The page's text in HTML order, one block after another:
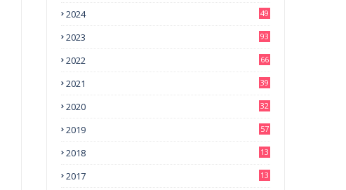
2024 49
2023 93
2022 66
2021 39
2020 32
2019 57
2018
13
2017
13